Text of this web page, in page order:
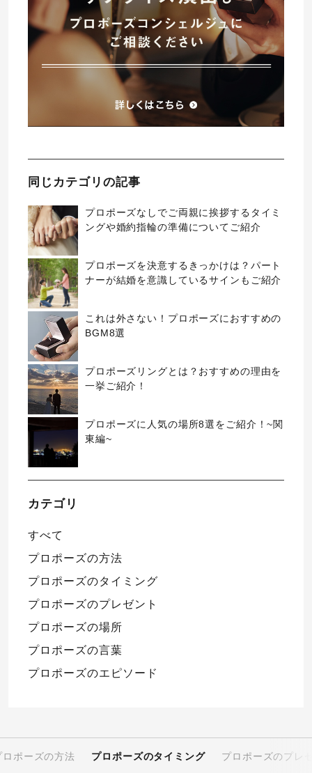
同じカテゴリの記事
プロポーズなしでご両親に挨拶するタイミ
ングや婚約指輪の準備についてご紹介
プロポーズを決意するきっかけは？パート
ナーが結婚を意識しているサインもご紹介
これは外さない！プロポーズにおすすめの
BGM8選
プロポーズリングとは？おすすめの理由を
一挙ご紹介！
プロポーズに人気の場所8選をご紹介！~関
東編~
カテゴリ
すべて
プロポーズの方法
プロポーズのタイミング
プロポーズのプレゼント
プロポーズの場所
プロポーズの言葉
プロポーズのエピソード
ロポーズの方法 プロポーズのタイミング プロポーズのプレ